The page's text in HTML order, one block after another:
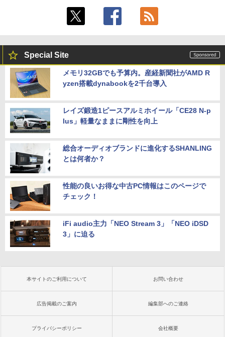
Special Site
メモリ32GBでも予算内。産経新聞社がAMD R
yzen搭載dynabookを2千台導入
レイズ鍛造1ピースアルミホイール「CE28 N-p
lus」軽量なままに剛性を向上
総合オーディオブランドに進化するSHANLING
とは何者か？
性能の良いお得な中古PC情報はこのページで
チェック！
iFi audio主力「NEO Stream 3」「NEO iDSD
3」に迫る
本サイトのご利用について お問い合わせ
広告掲載のご案内 編集部へのご連絡
プライバシーポリシー 会社概要